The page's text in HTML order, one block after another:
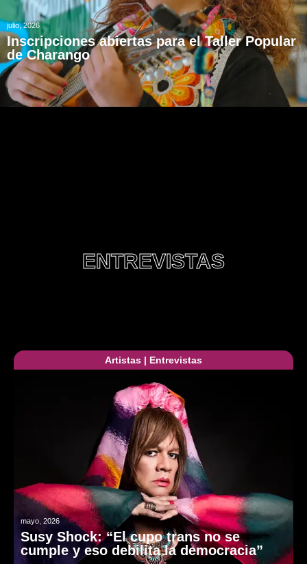
julio, 2026
Inscripciones abiertas para el Taller Popular
de Charango
ENTREVISTAS
Artistas | Entrevistas
mayo, 2026
Susy Shock: “El cupo trans no se
cumple y eso debilita la democracia”